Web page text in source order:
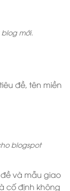
mới.
đề, tên miền
blogspot
và mẫu giao
cố định không